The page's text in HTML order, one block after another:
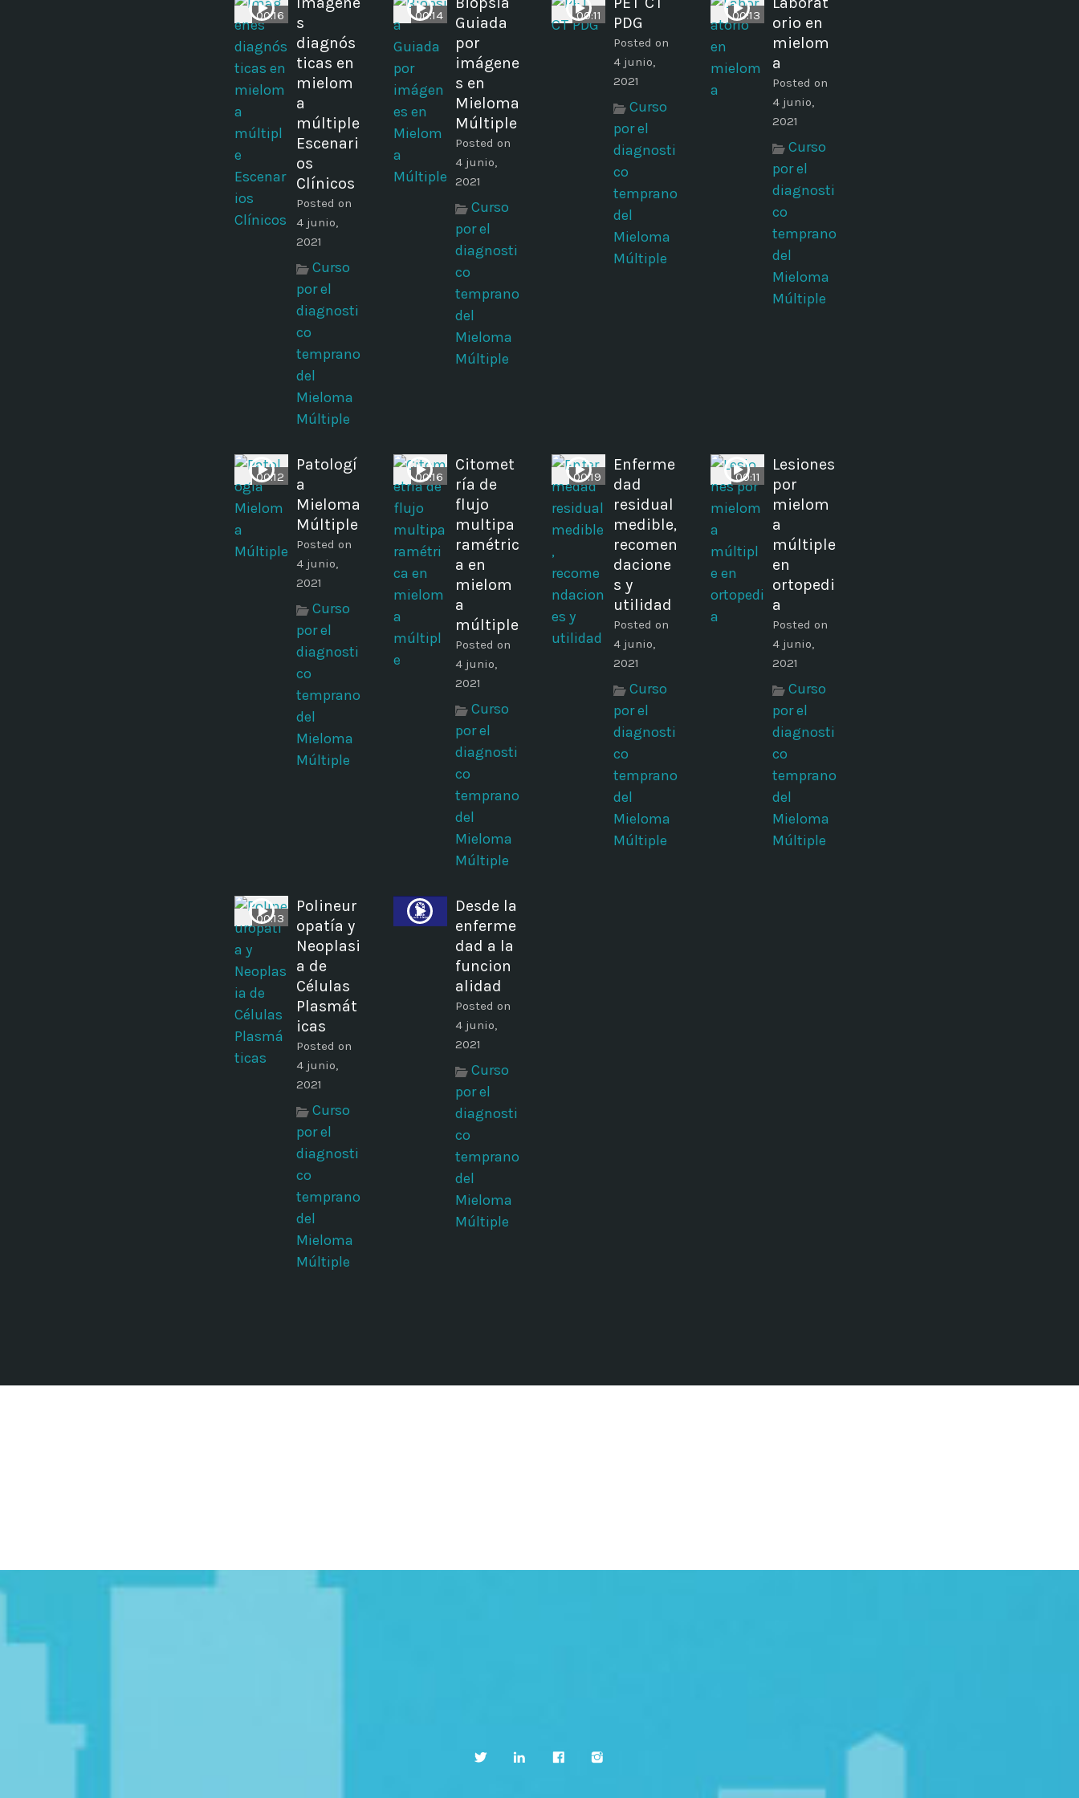
00:16
s
diagnós
ticas en
mielom
a
múltiple
Escenari
os
Clínicos
Posted on
4 junio,
2021
Curso
por el
diagnosti
co
temprano
del
Mieloma
Múltiple
00:14
Guiada
por
imágene
s en
Mieloma
Múltiple
Posted on
4 junio,
2021
Curso
por el
diagnosti
co
temprano
del
Mieloma
Múltiple
00:11
PDG
Posted on
4 junio,
2021
Curso
por el
diagnosti
co
temprano
del
Mieloma
Múltiple
00:13
orio en
mielom
a
Posted on
4 junio,
2021
Curso
por el
diagnosti
co
temprano
del
Mieloma
Múltiple
00:12
Patologí
a
Mieloma
Múltiple
Posted on
4 junio,
2021
Curso
por el
diagnosti
co
temprano
del
Mieloma
Múltiple
00:16
Citomet
ría de
flujo
multipa
ramétric
a en
mielom
a
múltiple
Posted on
4 junio,
2021
Curso
por el
diagnosti
co
temprano
del
Mieloma
Múltiple
00:19
Enferme
dad
residual
medible,
recomen
dacione
s y
utilidad
Posted on
4 junio,
2021
Curso
por el
diagnosti
co
temprano
del
Mieloma
Múltiple
00:11
Lesiones
por
mielom
a
múltiple
en
ortopedi
a
Posted on
4 junio,
2021
Curso
por el
diagnosti
co
temprano
del
Mieloma
Múltiple
00:13
Polineur
opatía y
Neoplasi
a de
Células
Plasmát
icas
Posted on
4 junio,
2021
Curso
por el
diagnosti
co
temprano
del
Mieloma
Múltiple
Desde la
enferme
dad a la
funcion
alidad
Posted on
4 junio,
2021
Curso
por el
diagnosti
co
temprano
del
Mieloma
Múltiple